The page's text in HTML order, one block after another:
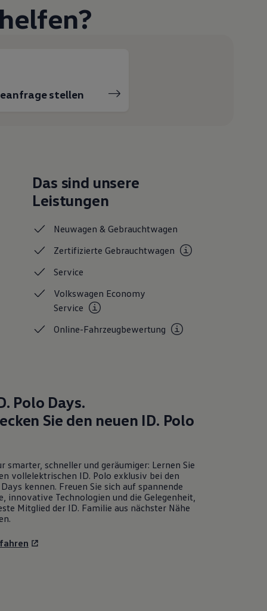
stellen
Das sind unsere
Leistungen
Neuwagen &Gebrauchtwagen
ZertifizierteGebrauchtwagen
Service
Volkswagen Economy
Service
Online-Fahrzeugbewertung
Polo Days.
Sie den neuen ID. Polo
smarter, schneller und geräumiger: Lernen Sie
vollelektrischen ID. Polo exklusiv bei den
kennen. Freuen Sie sich auf spannende
innovative Technologien und die Gelegenheit,
Mitglied der ID. Familie aus nächster Nähe